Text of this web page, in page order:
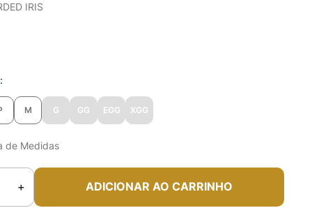
M G GG EGG XGG
IRIS
de Medidas
＋